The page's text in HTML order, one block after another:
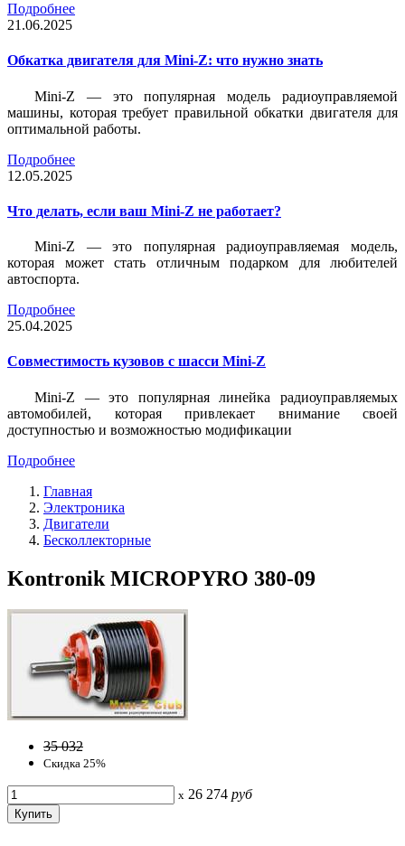
Подробнее
21.06.2025
Обкатка двигателя для Mini-Z: что нужно знать
Mini-Z — это популярная модель радиоуправляемой
машины, которая требует правильной обкатки двигателя для
оптимальной работы.
Подробнее
12.05.2025
Что делать, если ваш Mini-Z не работает?
Mini-Z — это популярная радиоуправляемая модель,
которая может стать отличным подарком для любителей
автоспорта.
Подробнее
25.04.2025
Совместимость кузовов с шасси Mini-Z
Mini-Z — это популярная линейка радиоуправляемых
автомобилей, которая привлекает внимание своей
доступностью и возможностью модификации
Подробнее
Главная
Электроника
Двигатели
Бесколлекторные
Kontronik MICROPYRO 380-09
35 032
Скидка 25%
x 26 274 руб